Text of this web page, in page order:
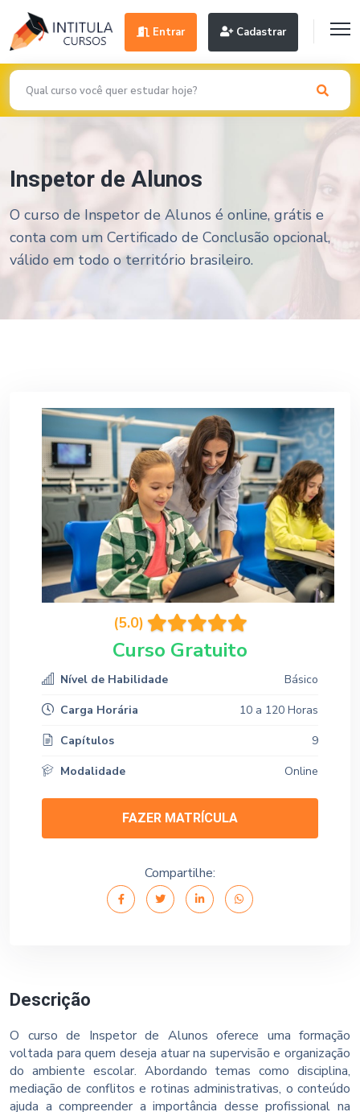
Entrar Cadastrar
Inspetor de Alunos
O curso de Inspetor de Alunos é online, grátis e
conta com um Certificado de Conclusão opcional,
válido em todo o território brasileiro.
Descrição
O curso de Inspetor de Alunos oferece uma formação
voltada para quem deseja atuar na supervisão e organização
do ambiente escolar. Abordando temas como disciplina,
mediação de conflitos e rotinas administrativas, o conteúdo
ajuda a compreender a importância desse profissional na
(5.0)
Curso Gratuito
Nível de Habilidade
Básico
Carga Horária
10 a 120 Horas
Capítulos
9
Modalidade
Online
FAZER MATRÍCULA
Compartilhe: